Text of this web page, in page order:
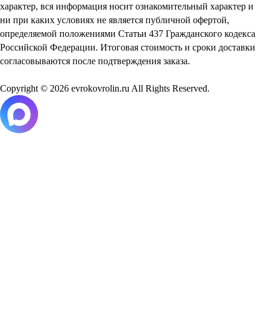
характер, вся информация носит ознакомительный характер и
ни при каких условиях не является публичной офертой,
определяемой положениями Статьи 437 Гражданского кодекса
Российской Федерации. Итоговая стоимость и сроки доставки
согласовываются после подтверждения заказа.
Copyright © 2026 evrokovrolin.ru All Rights Reserved.